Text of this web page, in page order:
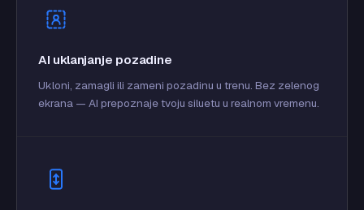
AI uklanjanje pozadine
Ukloni, zamagli ili zameni pozadinu u trenu. Bez zelenog
ekrana — AI prepoznaje tvoju siluetu u realnom vremenu.